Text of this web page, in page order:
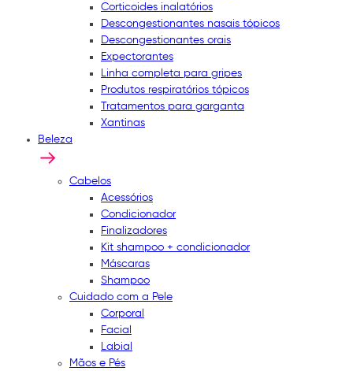
Corticoides inalatórios
Descongestionantes nasais tópicos
Descongestionantes orais
Expectorantes
Linha completa para gripes
Produtos respiratórios tópicos
Tratamentos para garganta
Xantinas
Beleza
Cabelos
Acessórios
Condicionador
Finalizadores
Kit shampoo + condicionador
Máscaras
Shampoo
Cuidado com a Pele
Corporal
Facial
Labial
Mãos e Pés